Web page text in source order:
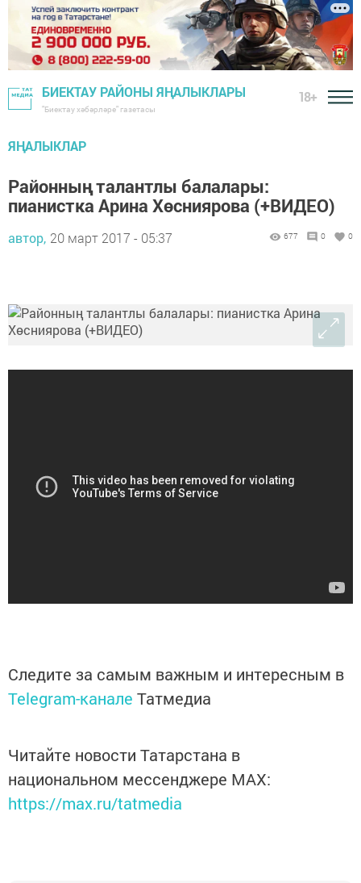
БИЕКТАУ РАЙОНЫ ЯҢАЛЫКЛАРЫ
"Биектау хәбәрләре" газетасы
18+
ЯҢАЛЫКЛАР
Районның талантлы балалары:
пианистка Арина Хөсниярова (+ВИДЕО)
автор, 20 март 2017 - 05:37 677 0 0
Следите за самым важным и интересным в
Telegram-канале Татмедиа
Читайте новости Татарстана в
национальном мессенджере MАХ:
https://max.ru/tatmedia